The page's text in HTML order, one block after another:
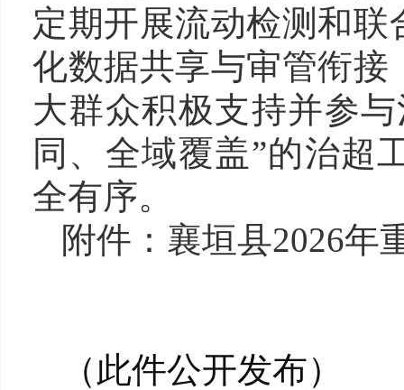
定期开展流动检测和
化数据共享与审管衔
大群众积极支持并参
同、全域覆盖”的治超
全有序。
附件：襄垣县2026年
（此件公开发布）